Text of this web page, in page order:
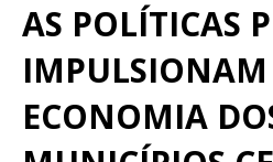
AS POLÍTICAS
ECONOMIA